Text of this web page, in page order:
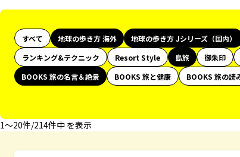
すべて 地球の歩き方 海外 地球の歩き方 Jシリーズ（国内）
ランキング&テクニック
Resort Style 島旅 御朱印
BOOKS 旅の名言＆絶景
BOOKS 旅と健康 BOOKS 旅の読
1〜20件/214件中 を表示